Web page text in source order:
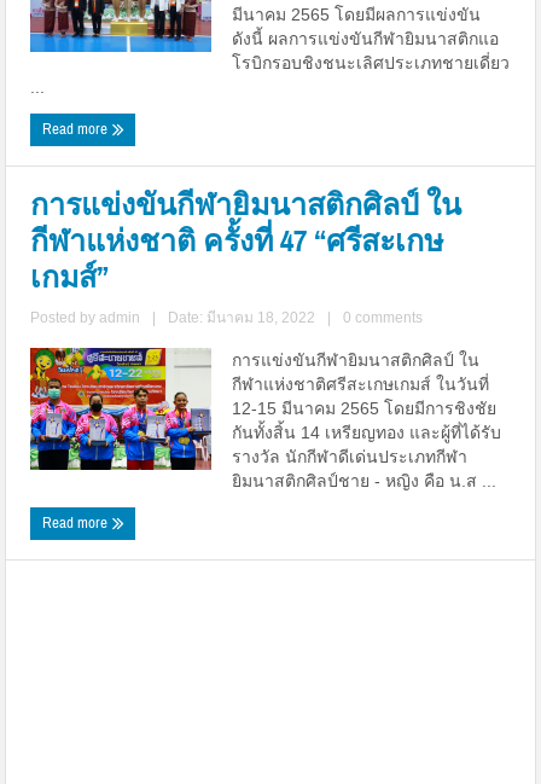
มีนาคม 2565 โดยมีผลการแข่งขัน
ดังนี้ ผลการแข่งขันกีฬายิมนาสติกแอ
โรบิกรอบชิงชนะเลิศประเภทชายเดี่ยว
Read more
การแข่งขันกีฬายิมนาสติกศิลป์ ใน
กีฬาแห่งชาติ ครั้งที่ 47 “ศรีสะเกษ
เกมส์”
Posted byadmin Date: มีนาคม 18, 2022 0 comments
การแข่งขันกีฬายิมนาสติกศิลป์ ใน
กีฬาแห่งชาติศรีสะเกษเกมส์ ในวันที่
12-15 มีนาคม 2565 โดยมีการชิงชัย
กันทั้งสิ้น 14 เหรียญทอง และผู้ที่ได้รับ
รางวัล นักกีฬาดีเด่นประเภทกีฬา
ยิมนาสติกศิลป์ชาย - หญิง คือ น.ส ...
Read more